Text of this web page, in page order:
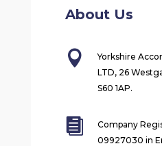
About Us

Yorkshire
LTD, 26
S60 1AP.

Company
09927030 in